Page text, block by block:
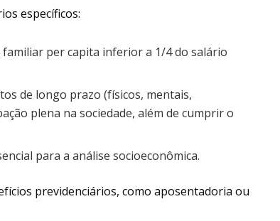
específicos:
per capita inferior a 1/4 do salário
de longo prazo (físicos, mentais,
plena na sociedade, além de cumprir o
para a análise socioeconômica.
previdenciários, como aposentadoria ou